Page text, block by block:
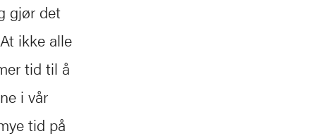
gjør det
ikke alle
tid til å
i vår
tid på